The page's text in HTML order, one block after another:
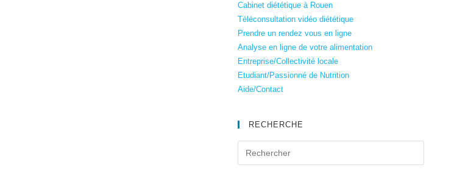
Cabinet diététique à Rouen
Téléconsultation vidéo diététique
Prendre un rendez vous en ligne
Analyse en ligne de votre alimentation
Entreprise/Collectivité locale
Etudiant/Passionné de Nutrition
Aide/Contact
RECHERCHE